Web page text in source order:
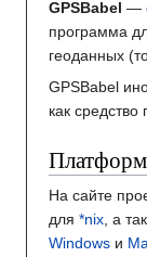
GPSBabel —
программа
геоданных
GPSBabel
как
На сайте
для *nix, а
Windows и